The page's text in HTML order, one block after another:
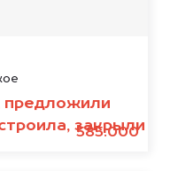
585.000
предложили
закрыли